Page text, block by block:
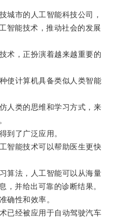
市的人工智能科技公司，
智能技术，推动社会的发展
，正扮演着越来越重要的
计算机具备类似人类智能
类的思维和学习方式，来
了广泛应用。
能技术可以帮助医生更快
法，人工智能可以从海量
，并给出可靠的诊断结果。
性和效率。
经被应用于自动驾驶汽车